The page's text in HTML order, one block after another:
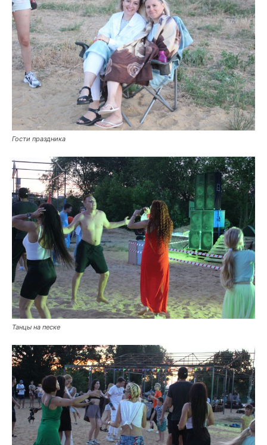
Гости праздника
Танцы на песке